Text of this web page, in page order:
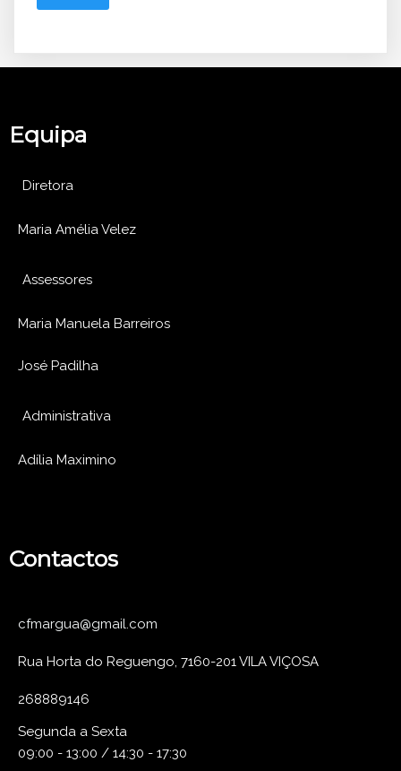
Equipa
Diretora
Maria Amélia Velez
Assessores
Maria Manuela Barreiros
José Padilha
Administrativa
Adília Maximino
Contactos
cfmargua@gmail.com
Rua Horta do Reguengo, 7160-201 VILA VIÇOSA
268889146
Segunda a Sexta
09:00 - 13:00 / 14:30 - 17:30